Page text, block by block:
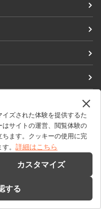
partners@onlyoffice.com
All rights reserved
ズされた体験を提供するた
サイトの運営、閲覧体験の
ます。クッキーの使用に完
。 詳細はこちら
カスタマイズ
する